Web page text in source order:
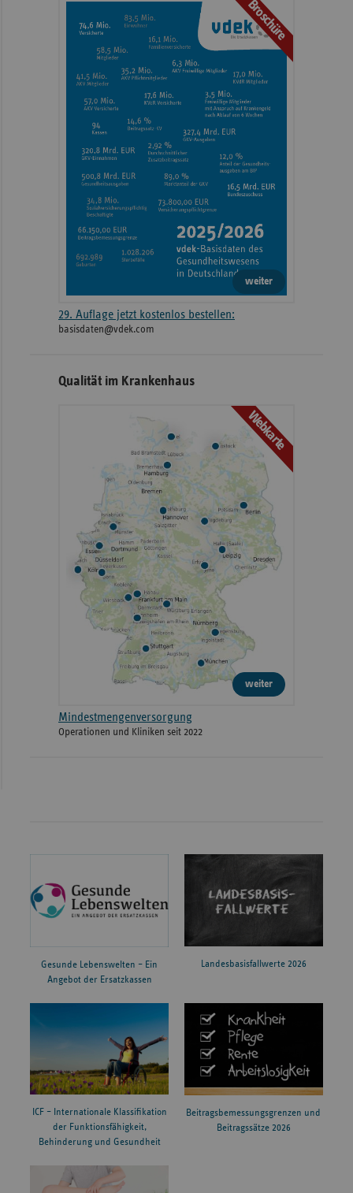
Informationen
Broschüre
weiter
29. Auflage jetzt kostenlos bestellen:
basisdaten@vdek.com
Qualität im Krankenhaus
Webkarte
weiter
Mindestmengenversorgung
Operationen und Kliniken seit 2022
Gesunde Lebenswelten – Ein
Angebot der Ersatzkassen
Landesbasisfallwerte 2026
ICF – Internationale Klassifikation
der Funktionsfähigkeit,
Behinderung und Gesundheit
Beitragsbemessungsgrenzen und
Beitragssätze 2026